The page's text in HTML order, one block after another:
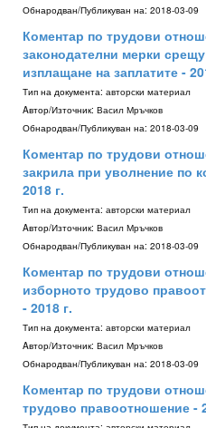
Обнародван/Публикуван на: 2018-03-09
Коментар по трудови
законодателни мерки
изплащане на заплатите -
Тип на документа: авторски материал
Aвтор/Източник: Васил Мръчков
Обнародван/Публикуван на: 2018-03-09
Коментар по трудови
закрила при уволнение по
2018 г.
Тип на документа: авторски материал
Aвтор/Източник: Васил Мръчков
Обнародван/Публикуван на: 2018-03-09
Коментар по трудови
изборното трудово
- 2018 г.
Тип на документа: авторски материал
Aвтор/Източник: Васил Мръчков
Обнародван/Публикуван на: 2018-03-09
Коментар по трудови
трудово правоотношение -